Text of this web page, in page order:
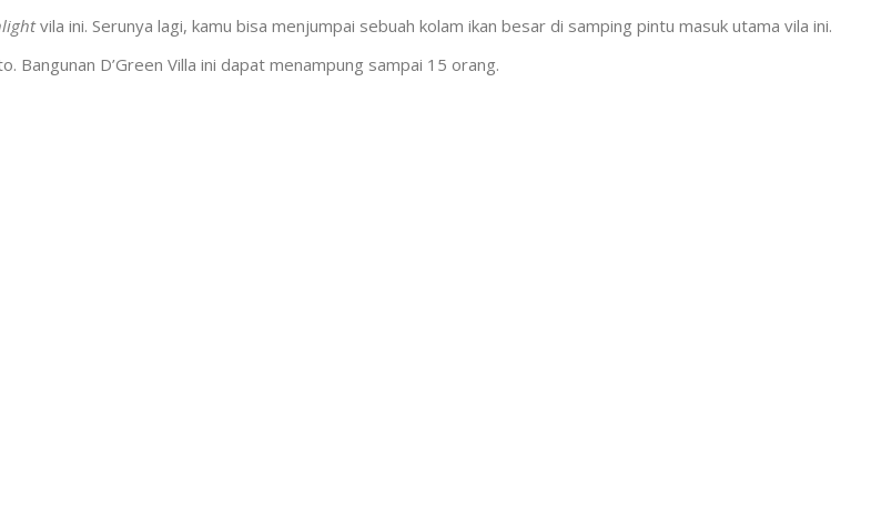
vila ini. Serunya lagi, kamu bisa menjumpai sebuah kolam ikan besar di samping pintu masuk utama vila ini.
D’Green Villa ini dapat menampung sampai 15 orang.